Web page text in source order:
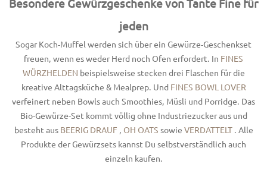
Besondere Gewürzgeschenke von Tante Fine für
jeden
Sogar Koch-Muffel werden sich über ein Gewürze-Geschenkset
freuen, wenn es weder Herd noch Ofen erfordert. In FINES
WÜRZHELDEN beispielsweise stecken drei Flaschen für die
kreative Alttagsküche & Mealprep. Und FINES BOWL LOVER
verfeinert neben Bowls auch Smoothies, Müsli und Porridge. Das
Bio-Gewürze-Set kommt völlig ohne Industriezucker aus und
besteht aus BEERIG DRAUF , OH OATS sowie VERDATTELT . Alle
Produkte der Gewürzsets kannst Du selbstverständlich auch
einzeln kaufen.